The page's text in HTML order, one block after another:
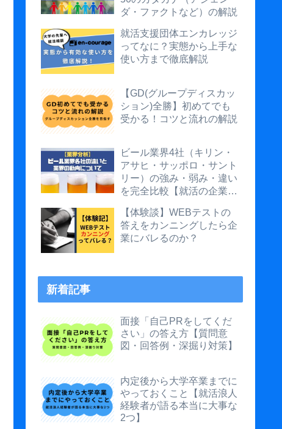
ダ・ファクトなど）の解説
就活支援団体エンカレッジ
ってなに？実態から上手な
使い方まで徹底解説
【GD(グループディスカッ
ション)全勝】初めてでも
受かる！コツと流れの解説
ビール業界4社（キリン・
アサヒ・サッポロ・サント
リー）の強み・弱み・違い
を完全比較【就活の企業研
【体験談】WEBテストの
答えをカンニングしたら企
業にバレるのか？
新着記事
面接「自己PRをしてくだ
さい」の答え方【質問意
図・回答例・深掘り対策】
内定後から大学卒業までに
やっておくこと【就活浪人
経験者が語る本当に大事な
2つ】